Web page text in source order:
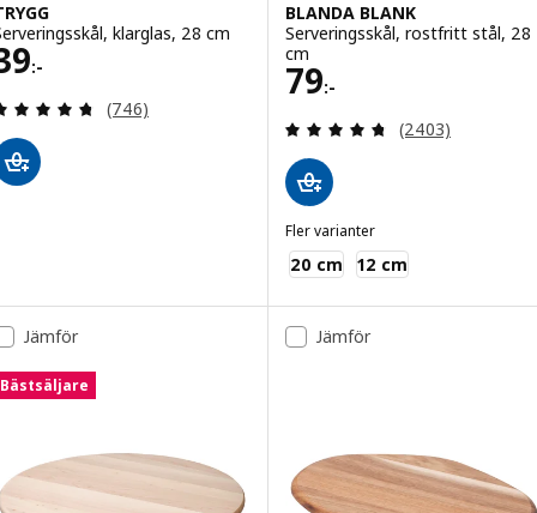
klarglas, 28 cm
:- 39:-
Recensera: 4.7 utav 5 stjärnor. Totalt antal
(746)
BLANDA BLANK
Serveringsskål, rostfritt stål, 28
cm
79:-
Pris 79:-
Recensera:
(2403)
Fler varianter
BLANDA BLANK
20 cm 12 cm
Jämför
Bästsäljare
Jämför